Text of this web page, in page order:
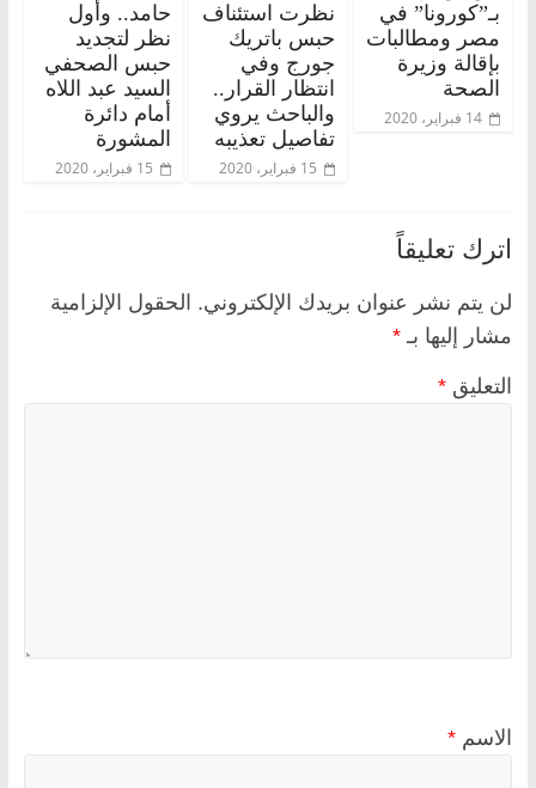
بـ”كورونا” في
مصر ومطالبات
بإقالة وزيرة
الصحة
14 فبراير، 2020
نظرت استئناف
حبس باتريك
جورج وفي
انتظار القرار..
والباحث يروي
تفاصيل تعذيبه
15 فبراير، 2020
حامد.. وأول
نظر لتجديد
حبس الصحفي
السيد عبد اللاه
أمام دائرة
المشورة
15 فبراير، 2020
اترك تعليقاً
لن يتم نشر عنوان بريدك الإلكتروني. الحقول الإلزامية
مشار إليها بـ *
التعليق *
الاسم *